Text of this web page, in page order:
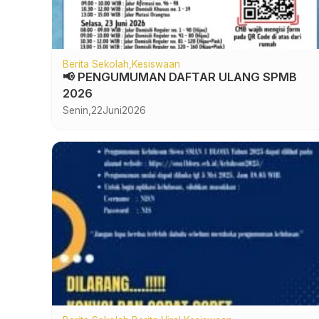
Berita Sekolah Kesiswaan
📢 PENGUMUMAN DAFTAR ULANG SPMB
2026
Senin, 22Juni2026